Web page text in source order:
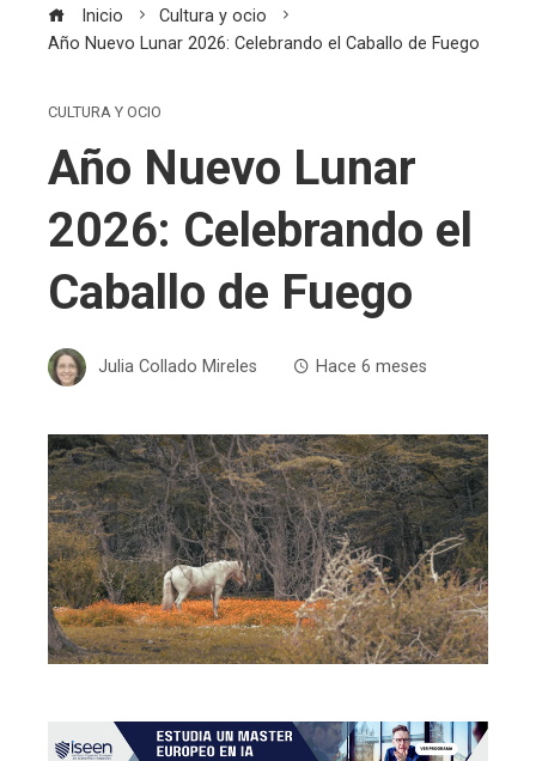
Inicio
Cultura y ocio
Año Nuevo Lunar 2026: Celebrando el Caballo de Fuego
CULTURA Y OCIO
Año Nuevo Lunar
2026: Celebrando el
Caballo de Fuego
Julia Collado Mireles Hace 6 meses